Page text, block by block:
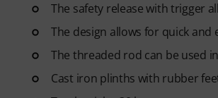
The safety release with trigger
The design allows for quick
The threaded rod can be used
Cast iron plinths with rubber